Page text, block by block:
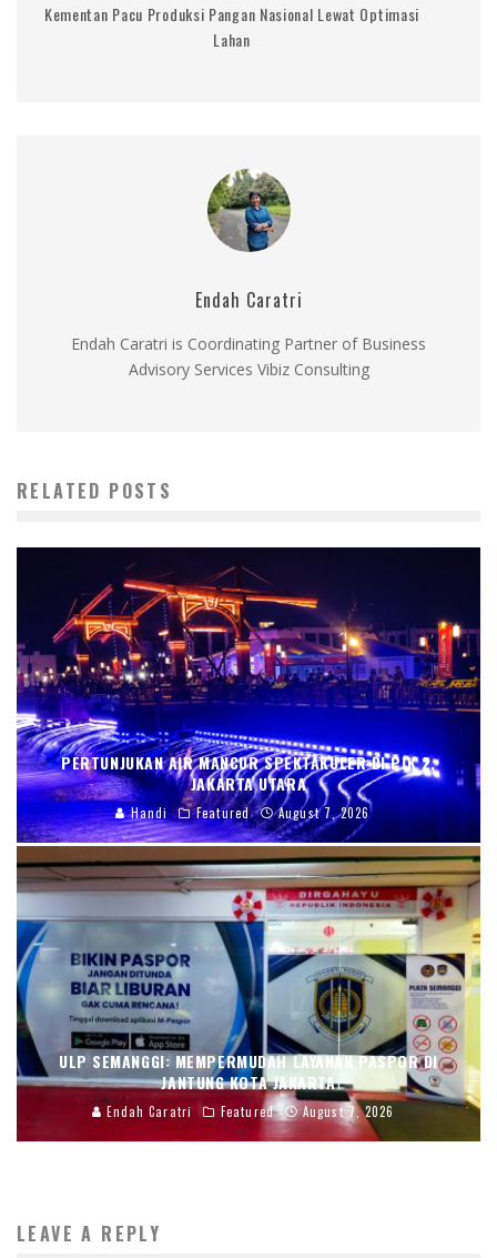
Kementan Pacu Produksi Pangan Nasional Lewat Optimasi
Lahan
Endah Caratri
Endah Caratri is Coordinating Partner of Business
Advisory Services Vibiz Consulting
RELATED POSTS
PERTUNJUKAN AIR MANCUR SPEKTAKULER DI PIK 2,
JAKARTA UTARA
Handi Featured August 7, 2026
ULP SEMANGGI: MEMPERMUDAH LAYANAN PASPOR DI
JANTUNG KOTA JAKARTA
Endah Caratri Featured August 7, 2026
LEAVE A REPLY